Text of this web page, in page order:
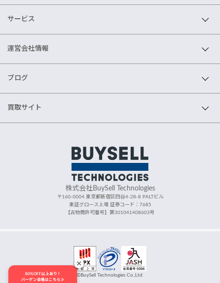
サービス
運営会社情報
ブログ
買取サイト
株式会社BuySell Technologies
〒160-0004 東京都新宿区四谷4-28-8 PALTビル
東証グロース上場 証券コード：7685
【古物商許可番号】第301041408603号
©BuySell Technologies Co.,Ltd.
80%OFF以上あり！
バーゲン会場はこちら≫